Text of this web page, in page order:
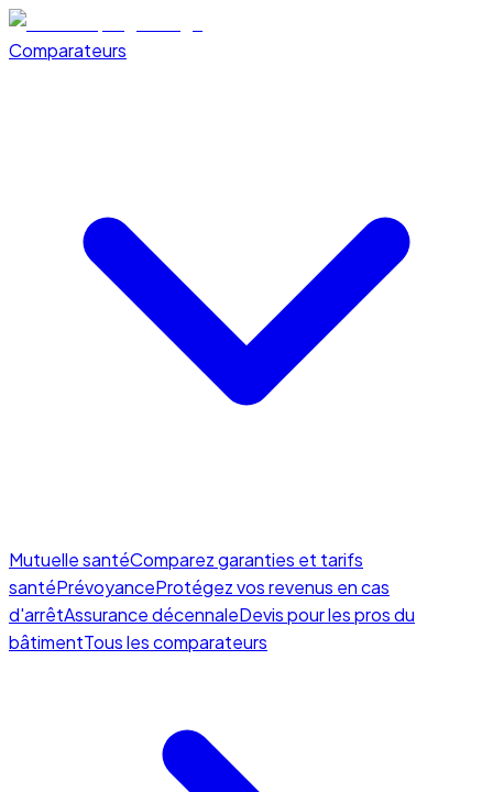
Comparateurs
Mutuelle santéComparez garanties et tarifs
santéPrévoyanceProtégez vos revenus en cas
d'arrêtAssurance décennaleDevis pour les pros du
bâtimentTous les comparateurs